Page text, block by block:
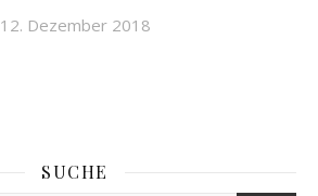
12. Dezember 2018
SUCHE